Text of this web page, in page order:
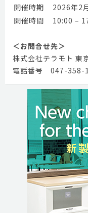
開催時期
2026年2
開催時間
10:00 –
＜お問合せ先＞
株式会社テラモト 東
電話番号 047-358-